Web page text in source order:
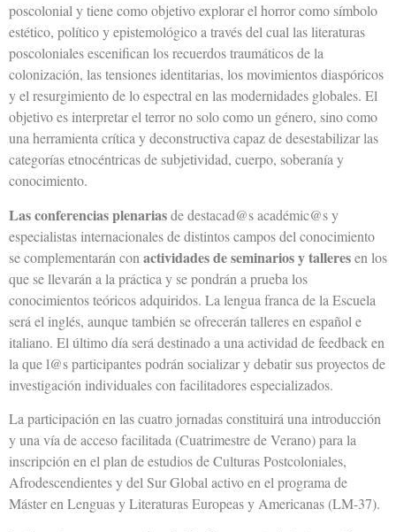
poscolonial y tiene como objetivo explorar el horror como símbolo
estético, político y epistemológico a través del cual las literaturas
poscoloniales escenifican los recuerdos traumáticos de la
colonización, las tensiones identitarias, los movimientos diaspóricos
y el resurgimiento de lo espectral en las modernidades globales. El
objetivo es interpretar el terror no solo como un género, sino como
una herramienta crítica y deconstructiva capaz de desestabilizar las
categorías etnocéntricas de subjetividad, cuerpo, soberanía y
conocimiento.
Las conferencias plenariasde destacad@s académic@s y
especialistas internacionales de distintos campos del conocimiento
se complementarán con actividades de seminarios y talleresen los
que se llevarán a la práctica y se pondrán a prueba los
conocimientos teóricos adquiridos. La lengua franca de la Escuela
será el inglés, aunque también se ofrecerán talleres en español e
italiano. El último día será destinado a una actividad de feedback en
la que l@s participantes podrán socializar y debatir sus proyectos de
investigación individuales con facilitadores especializados.
La participación en las cuatro jornadas constituirá una introducción
y una vía de acceso facilitada (Cuatrimestre de Verano) para la
inscripción en el plan de estudios de Culturas Postcoloniales,
Afrodescendientes y del Sur Global activo en el programa de
Máster en Lenguas y Literaturas Europeas y Americanas (LM-37).